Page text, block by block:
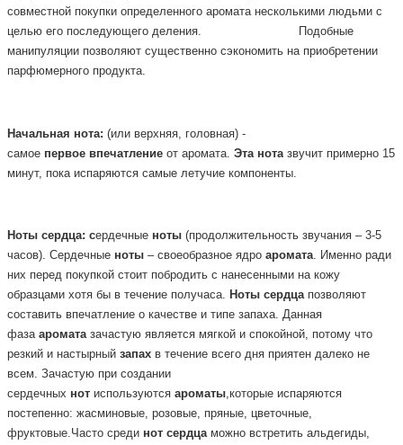
совместной покупки определенного аромата несколькими людьми с
целью его последующего деления.
Подобные
манипуляции позволяют существенно сэкономить на приобретении
парфюмерного продукта.
Начальная нота: (или верхняя, головная) -
самое первое впечатление от аромата. Эта нота звучит примерно 15
минут, пока испаряются самые летучие компоненты.
Ноты сердца: сердечные ноты (продолжительность звучания – 3-5
часов). Сердечные ноты – своеобразное ядро аромата. Именно ради
них перед покупкой стоит побродить с нанесенными на кожу
образцами хотя бы в течение получаса. Ноты сердцапозволяют
составить впечатление о качестве и типе запаха. Данная
фаза ароматазачастую является мягкой и спокойной, потому что
резкий и настырный запах в течение всего дня приятен далеко не
всем. Зачастую при создании
сердечных нот используются ароматы,которые испаряются
постепенно: жасминовые, розовые, пряные, цветочные,
фруктовые.Часто среди нот сердцаможно встретить альдегиды,